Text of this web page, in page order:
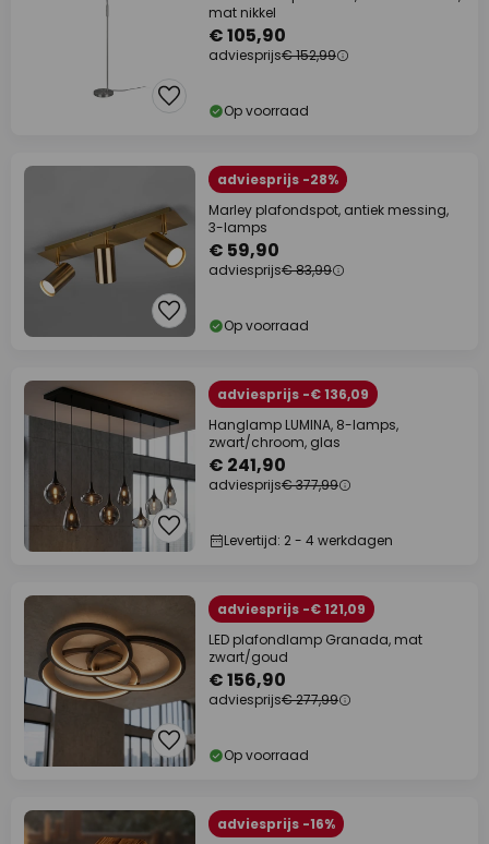
mat nikkel
€ 105,90
adviesprijs€ 152,99
Op voorraad
adviesprijs -28%
Marley plafondspot, antiek messing,
3-lamps
€ 59,90
adviesprijs€ 83,99
Op voorraad
adviesprijs -€ 136,09
Hanglamp LUMINA, 8-lamps,
zwart/chroom, glas
€ 241,90
adviesprijs€ 377,99
Levertijd: 2 - 4 werkdagen
adviesprijs -€ 121,09
LED plafondlamp Granada, mat
zwart/goud
€ 156,90
adviesprijs€ 277,99
Op voorraad
adviesprijs -16%